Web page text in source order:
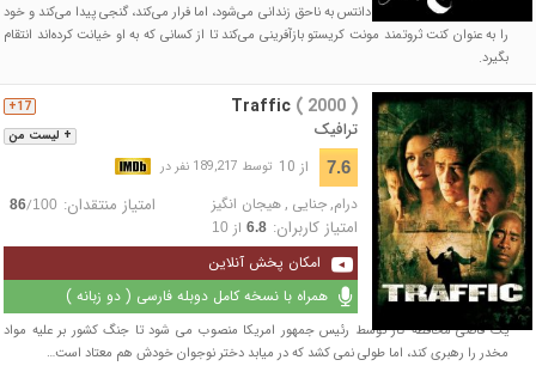
ملوان جوانی به نام ادموند دانتس به ناحق زندانی می‌شود، اما فرار می‌کند، گنجی پیدا می‌کند و خود
را به عنوان کنت ثروتمند مونت کریستو بازآفرینی می‌کند تا از کسانی که به او خیانت کرده‌اند انتقام
بگیرد.
+ لیست من
17+ Traffic ( 2000 )
ترافیک
7.6 از 10 توسط 189,217 نفر در
درام,جنایی ,هیجان انگیز امتیاز منتقدان: 86/100
امتیاز کاربران: 6.8از 10
امکان پخش آنلاین
همراه با نسخه کامل دوبله فارسی ( دو زبانه )
یک قاضی محافظه کار توسط رئیس جمهور امریکا منصوب می شود تا جنگ کشور بر علیه مواد
مخدر را رهبری کند، اما طولی نمی کشد که در میابد دختر نوجوان خودش هم معتاد است…